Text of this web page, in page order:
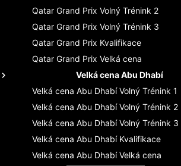
Qatar Grand Prix Volný Trénink 2
Qatar Grand Prix Volný Trénink 3
Qatar Grand Prix Kvalifikace
Qatar Grand Prix Velká cena
Velká cena Abu Dhabí
Velká cena Abu Dhabí Volný Trénink 1
Velká cena Abu Dhabí Volný Trénink 2
Velká cena Abu Dhabí Volný Trénink 3
Velká cena Abu Dhabí Kvalifikace
Velká cena Abu Dhabí Velká cena